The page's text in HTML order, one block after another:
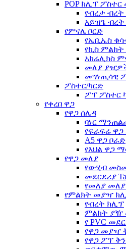
POP ክሊፕ
የብረታ ብረት
አይዝጌ
የምናሌ ቦርድ
የኤቢኤስ
የኪስ
አክሬሊክስ
መለያ
መግነጢሳዊ
ፖስተር/ካርድ
ፖፕ ፖስተር
የቀረበ ዋጋ
የዋጋ ሰሌዳ
ባነር
የፍራፍሬ
A5 ዋጋ ቦራድ
የእህል ዋጋ
የዋጋ መለያ
የውሂብ
መደርደሪያ
የመለያ
የምልክት መያዣ
የብረት ክሊፕ
ምልክት
የ PVC
የዋጋ መያዣ
የዋጋ ፖፕ